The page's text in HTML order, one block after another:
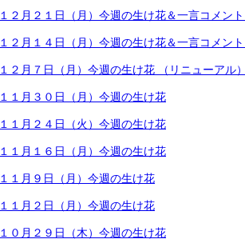
１２月２１日（月）今週の生け花＆一言コメン
１２月１４日（月）今週の生け花＆一言コメント
１２月７日（月）今週の生け花 （リニューアル
１１月３０日（月）今週の生け花
１１月２４日（火）今週の生け花
１１月１６日（月）今週の生け花
１１月９日（月）今週の生け花
１１月２日（月）今週の生け花
１０月２９日（木）今週の生け花